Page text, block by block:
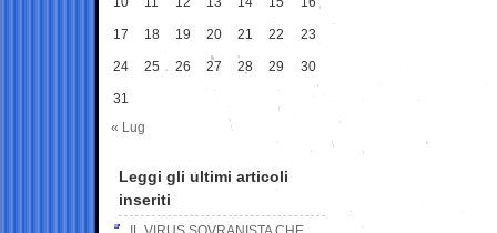
17 18 19 20 21 22 23
24 25 26 27 28 29 30
31
« Lug
Leggi gli ultimi articoli
inseriti